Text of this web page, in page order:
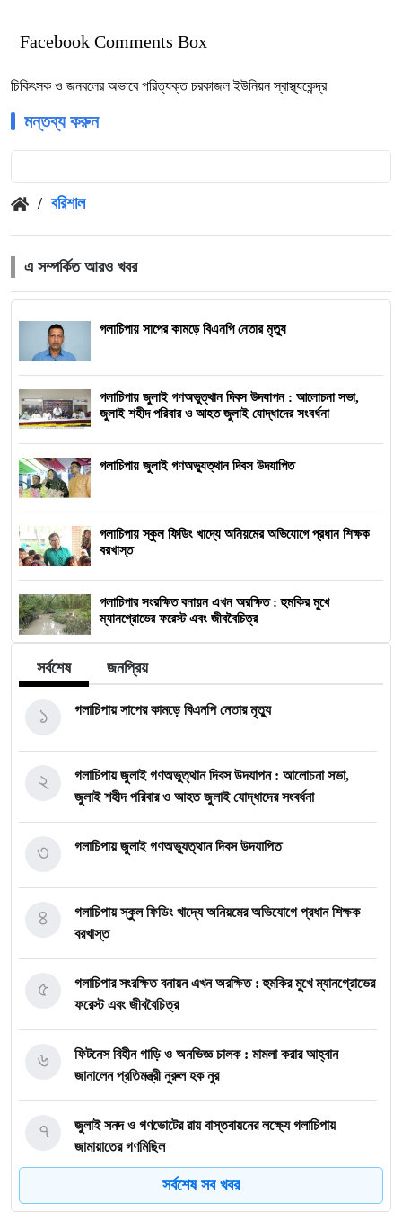
/ বরিশাল
এ সম্পর্কিত আরও খবর
গলাচিপায় সাপের কামড়ে বিএনপি নেতার মৃত্যু
গলাচিপায় জুলাই গণঅভুত্থান দিবস উদযাপন : আলোচনা সভা,
জুলাই শহীদ পরিবার ও আহত জুলাই যোদ্ধাদের সংবর্ধনা
গলাচিপায় জুলাই গণঅভ্যুত্থান দিবস উদযাপিত
গলাচিপায় স্কুল ফিডিং খাদ্যে অনিয়মের অভিযোগে প্রধান শিক্ষক
বরখাস্ত
গলাচিপার সংরক্ষিত বনায়ন এখন অরক্ষিত : হুমকির মুখে
ম্যানগ্রোভের ফরেস্ট এবং জীববৈচিত্র
Facebook Comments Box
চিকিৎসক ও জনবলের অভাবে পরিত্যক্ত চরকাজল ইউনিয়ন স্বাস্থ্যকেন্দ্র
মন্তব্য করুন
সর্বশেষ জনপ্রিয়
গলাচিপায় সাপের কামড়ে বিএনপি নেতার মৃত্যু
১
গলাচিপায় জুলাই গণঅভুত্থান দিবস উদযাপন : আলোচনা সভা,
জুলাই শহীদ পরিবার ও আহত জুলাই যোদ্ধাদের সংবর্ধনা
২
গলাচিপায় জুলাই গণঅভ্যুত্থান দিবস উদযাপিত
৩
গলাচিপায় স্কুল ফিডিং খাদ্যে অনিয়মের অভিযোগে প্রধান শিক্ষক
বরখাস্ত
৪
গলাচিপার সংরক্ষিত বনায়ন এখন অরক্ষিত : হুমকির মুখে ম্যানগ্রোভের
ফরেস্ট এবং জীববৈচিত্র
৫
ফিটনেস বিহীন গাড়ি ও অনভিজ্ঞ চালক : মামলা করার আহ্বান
জানালেন প্রতিমন্ত্রী নুরুল হক নুর
৬
জুলাই সনদ ও গণভোটের রায় বাস্তবায়নের লক্ষ্যে গলাচিপায়
জামায়াতের গণমিছিল
৭
৮
সর্বশেষ সব খবর